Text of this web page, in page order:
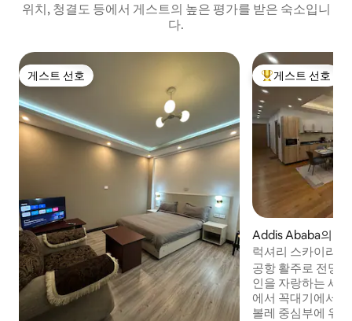
위치, 청결도 등에서 게스트의 높은 평가를 받은 숙소입니
다.
게스트 선호
게스트 선호 상위 게스트 선호
게스트 선호
Addis Ababa의 아
럭셔리 스카이라인
3개
공항 활주로 전망
인을 자랑하는 세
에서 꼭대기에서
볼레 중심부에 위